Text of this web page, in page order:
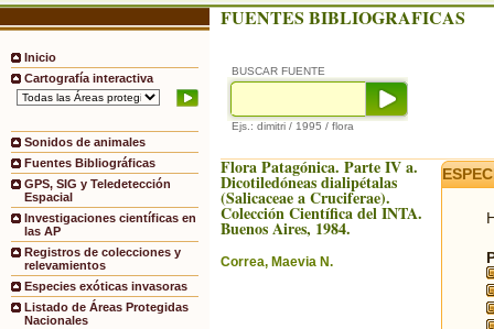
Inicio
Cartografía interactiva
Sonidos de animales
Fuentes Bibliográficas
GPS, SIG y Teledetección
Espacial
Investigaciones científicas en
las AP
Registros de colecciones y
relevamientos
Especies exóticas invasoras
Listado de Áreas Protegidas
Nacionales
FUENTES BIBLIOGRAFICAS
BUSCAR FUENTE
Ejs.: dimitri / 1995 / flora
Flora Patagónica. Parte IV a.
Dicotiledóneas dialipétalas
(Salicaceae a Cruciferae).
Colección Científica del INTA.
Buenos Aires, 1984.
Correa, Maevia N.